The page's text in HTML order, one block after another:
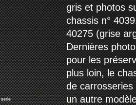
serie
gris et photos
chassis n°
40275 (grise
Dernières
pour les
plus loin, le
de carrosseries
un autre